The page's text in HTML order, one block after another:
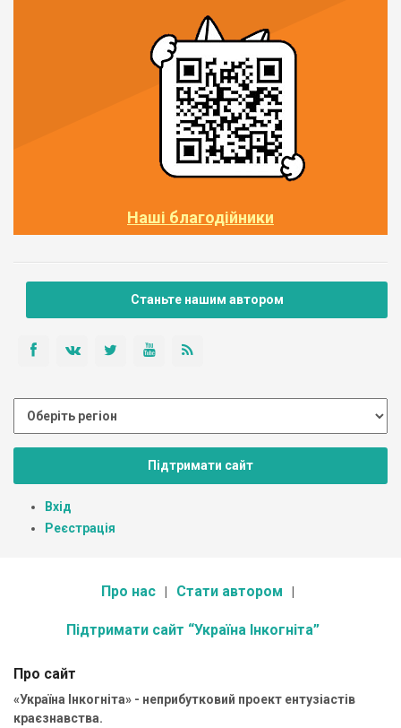
Наші благодійники
Станьте нашим автором
Підтримати сайт
Вхід
Реєстрація
Про нас Стати автором
Підтримати сайт “Україна Інкогніта”
Про сайт
«Україна Інкогніта» - неприбутковий проект ентузіастів
краєзнавства.